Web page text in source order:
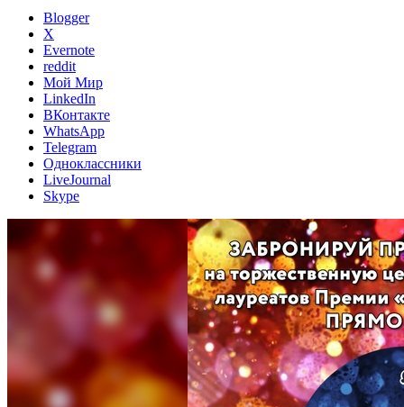
Blogger
X
Evernote
reddit
Мой Мир
LinkedIn
ВКонтакте
WhatsApp
Telegram
Одноклассники
LiveJournal
Skype